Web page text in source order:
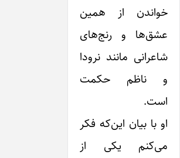
خواندن از همین
عشق‌ها و رنج‌های
شاعرانی مانند نرودا
و ناظم حکمت
است.
او با بیان این‌که فکر
می‌کنم یکی از